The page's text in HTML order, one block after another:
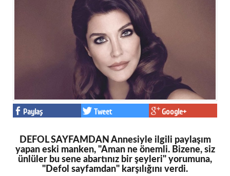
Paylaş Tweet Google+
DEFOL SAYFAMDAN Annesiyle ilgili paylaşım
yapan eski manken, "Aman ne önemli. Bizene, siz
ünlüler bu sene abartınız bir şeyleri" yorumuna,
"Defol sayfamdan" karşılığını verdi.